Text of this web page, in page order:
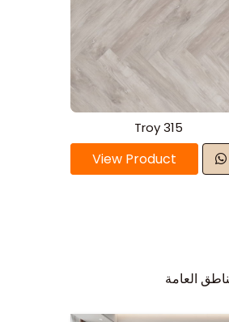
Troy 315
View Product